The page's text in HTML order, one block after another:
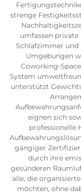
strenge
umfassen
Schlafzimmer und
Umgebungen
Coworking-
System
unterstützt
eignen sich
professionelle
gängiger
durch ihre
gesünderen
alle, die
möchten, ohne